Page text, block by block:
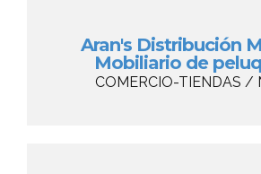
Aran's Distribución
Mobiliario de
COMERCIO-TIENDAS /